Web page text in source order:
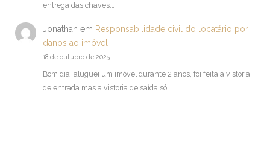
entrega das chaves.…
Jonathan em Responsabilidade civil do locatário por
danos ao imóvel
18 de outubro de 2025
Bom dia, aluguei um imóvel durante 2 anos, foi feita a vistoria
de entrada mas a vistoria de saída só…